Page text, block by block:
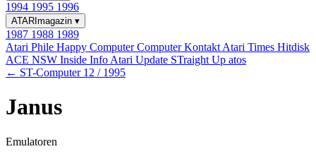
1994 1995 1996
ATARImagazin ▾
1987 1988 1989
Atari Phile Happy ComputerComputer Kontakt Atari Times Hitdisk
ACE NSW Inside Info Atari Update STraight Up atos
← ST-Computer 12 / 1995
Janus
Emulatoren